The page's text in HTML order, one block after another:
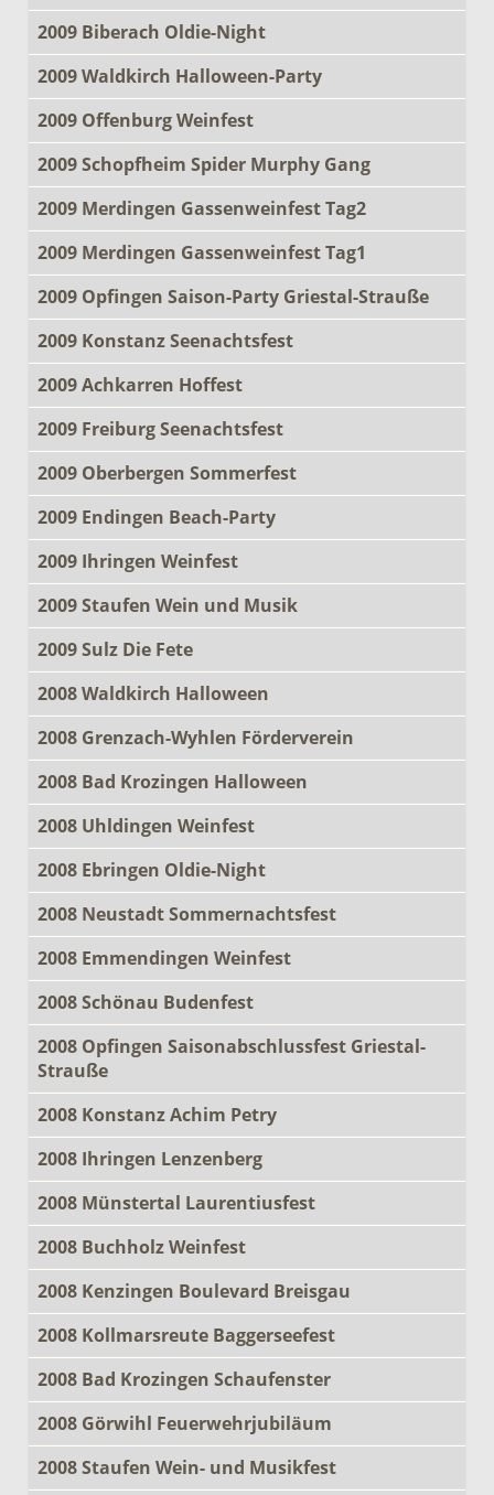
2009 Biberach Oldie-Night
2009 Waldkirch Halloween-Party
2009 Offenburg Weinfest
2009 Schopfheim Spider Murphy Gang
2009 Merdingen Gassenweinfest Tag2
2009 Merdingen Gassenweinfest Tag1
2009 Opfingen Saison-Party Griestal-Strauße
2009 Konstanz Seenachtsfest
2009 Achkarren Hoffest
2009 Freiburg Seenachtsfest
2009 Oberbergen Sommerfest
2009 Endingen Beach-Party
2009 Ihringen Weinfest
2009 Staufen Wein und Musik
2009 Sulz Die Fete
2008 Waldkirch Halloween
2008 Grenzach-Wyhlen Förderverein
2008 Bad Krozingen Halloween
2008 Uhldingen Weinfest
2008 Ebringen Oldie-Night
2008 Neustadt Sommernachtsfest
2008 Emmendingen Weinfest
2008 Schönau Budenfest
2008 Opfingen Saisonabschlussfest Griestal-
Strauße
2008 Konstanz Achim Petry
2008 Ihringen Lenzenberg
2008 Münstertal Laurentiusfest
2008 Buchholz Weinfest
2008 Kenzingen Boulevard Breisgau
2008 Kollmarsreute Baggerseefest
2008 Bad Krozingen Schaufenster
2008 Görwihl Feuerwehrjubiläum
2008 Staufen Wein- und Musikfest